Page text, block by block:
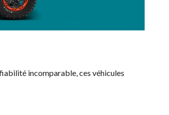
incomparable, ces véhicules